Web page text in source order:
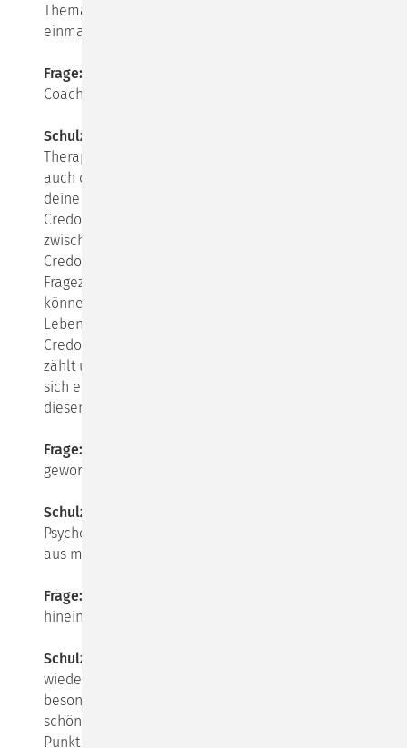
Thema (im Rahmen unserer Coaching Ausbildung)
einmal schriftlich auszuarbeiten.
Frage:
Coaching Ausbildung?
Schulz von Thun:
Therapie, in jeder Beratung, in jeder Fortbildung ist
auch die menschliche Begegnung enthalten, und
deine Einstellung zum Leben, dein „existenzielles
Credo“, wie ich das nenne, wird unweigerlich auf und
zwischen den Zeilen wirksam. Dieses existenzielle
Credo wird manches Ausrufezeichen und etliche
Fragezeichen enthalten - und in manche Frage
können wir, wie wir von Rilke wissen, im Laufe des
Lebens hineinwachsen. Und dieses existenzielle
Credo, diese Vorstellung von dem, was im Leben
zählt und worum es letztlich geht, kann und sollte
sich erweitern und vertiefen. Und dazu möchte ich in
diesem Buch beitragen.
Frage:
geworden?
Schulz von Thun:
Psychologie und Philosophie, mit etlichen Beispielen
aus meinem eigenen Leben.
Frage:
hinein?
Schulz von Thun:
wieder eine Rolle, das Kommunikationsquadrat und
besonders auch das Wertequadrat, mit dem sich so
schön unsere existenziellen Dilemmata auf den
Punkt bringen lassen.